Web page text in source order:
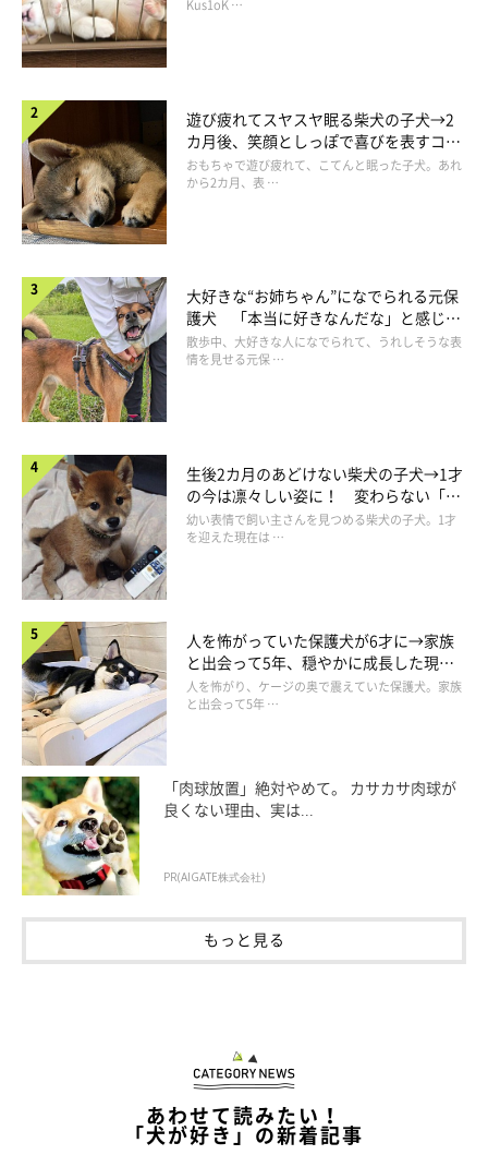
【獣医師取材】メリットや注意点は？ ドッグ
ランの利用で気を付けたいこと
いぬのきもち投稿写真ギャラリー
「メリットは、犬や飼い主さん同士のコミュニケーションが取れ
長！
Kus1oK …
遊び疲れてスヤスヤ眠る柴犬の子犬→2
カ月後、笑顔としっぽで喜びを表すコに
成長！
おもちゃで遊び疲れて、こてんと眠った子犬。あれ
から2カ月、表 …
大好きな“お姉ちゃん”になでられる元保
護犬 「本当に好きなんだな」と感じる
表情にほっこり
散歩中、大好きな人になでられて、うれしそうな表
情を見せる元保 …
生後2カ月のあどけない柴犬の子犬→1才
の今は凛々しい姿に！ 変わらない「く
りくりおめめ」にもほっこり
幼い表情で飼い主さんを見つめる柴犬の子犬。1才
を迎えた現在は …
人を怖がっていた保護犬が6才に→家族
と出会って5年、穏やかに成長した現在
の姿にグッとくる
人を怖がり、ケージの奥で震えていた保護犬。家族
と出会って5年 …
「肉球放置」絶対やめて。 カサカサ肉球が
良くない理由、実は...
PR(AIGATE株式会社)
もっと見る
あわせて読みたい！
「犬が好き」の新着記事